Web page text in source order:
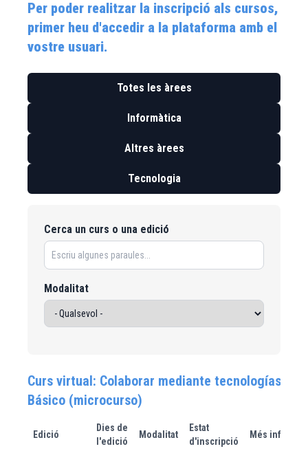
Per poder realitzar la inscripció als cursos,
primer heu d'accedir a la plataforma amb el
vostre usuari.
Totes les àrees
Informàtica
Altres àrees
Tecnologia
Cerca un curs o una edició
Modalitat
Curs virtual: Colaborar mediante tecnologías
Básico (microcurso)
Edició
Dies de
l'edició
Modalitat
Estat
d'inscripció
Més